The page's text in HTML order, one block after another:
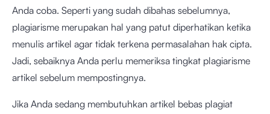
Anda coba. Seperti yang sudah dibahas sebelumnya,
plagiarisme merupakan hal yang patut diperhatikan ketika
menulis artikel agar tidak terkena permasalahan hak cipta.
Jadi, sebaiknya Anda perlu memeriksa tingkat plagiarisme
artikel sebelum mempostingnya.
Jika Anda sedang membutuhkan artikel bebas plagiat